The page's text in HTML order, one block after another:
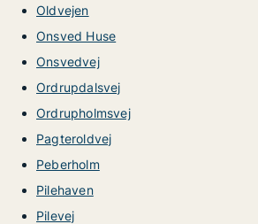
Oldvejen
Onsved Huse
Onsvedvej
Ordrupdalsvej
Ordrupholmsvej
Pagteroldvej
Peberholm
Pilehaven
Pilevej